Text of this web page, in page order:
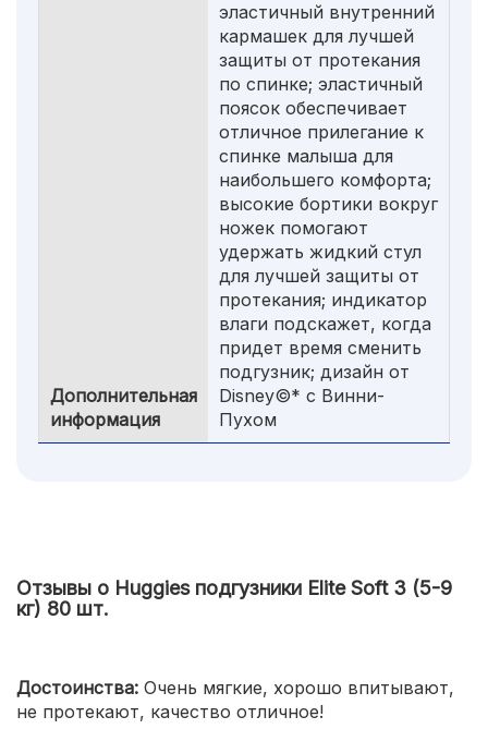
Дополнительная
информация
эластичный внутренний
кармашек для лучшей
защиты от протекания
по спинке; эластичный
поясок обеспечивает
отличное прилегание к
спинке малыша для
наибольшего комфорта;
высокие бортики вокруг
ножек помогают
удержать жидкий стул
для лучшей защиты от
протекания; индикатор
влаги подскажет, когда
придет время сменить
подгузник; дизайн от
Disney©* с Винни-
Пухом
Отзывы о Huggies подгузники Elite Soft 3 (5-9
кг) 80 шт.
Достоинства: Очень мягкие, хорошо впитывают,
не протекают, качество отличное!